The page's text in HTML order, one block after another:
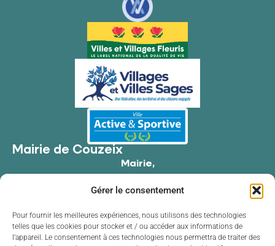
Gérer le consentement
Pour fournir les meilleures expériences, nous utilisons des technologies
telles que les cookies pour stocker et / ou accéder aux informations de
l’appareil. Le consentement à ces technologies nous permettra de traiter des
Mairie de Couzeix
Mairie,
87270 Couzeix
05 55 39 34 09
Contacter la mairie